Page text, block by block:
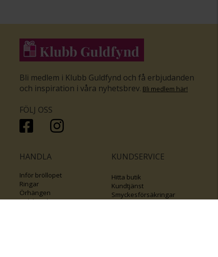
Bli medlem i Klubb Guldfynd och få erbjudanden
och inspiration i våra nyhetsbrev. Bli medlem här!
FÖLJ OSS
HANDLA
Inför bröllopet
Ringar
Örhängen
Halsband
KUNDSERVICE
Hitta butik
Kundtjänst
Smyckesförsäkringar